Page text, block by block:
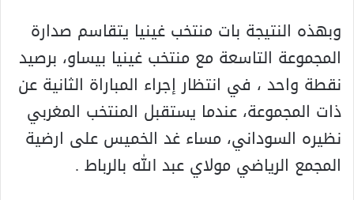
وبهذه النتيجة بات منتخب غينيا يتقاسم صدارة
المجموعة التاسعة مع منتخب غينيا بيساو، برصيد
نقطة واحد ، في انتظار إجراء المباراة الثانية عن
ذات المجموعة، عندما يستقبل المنتخب المغربي
نظيره السوداني، مساء غد الخميس على ارضية
المجمع الرياضي مولاي عبد الله بالرباط .